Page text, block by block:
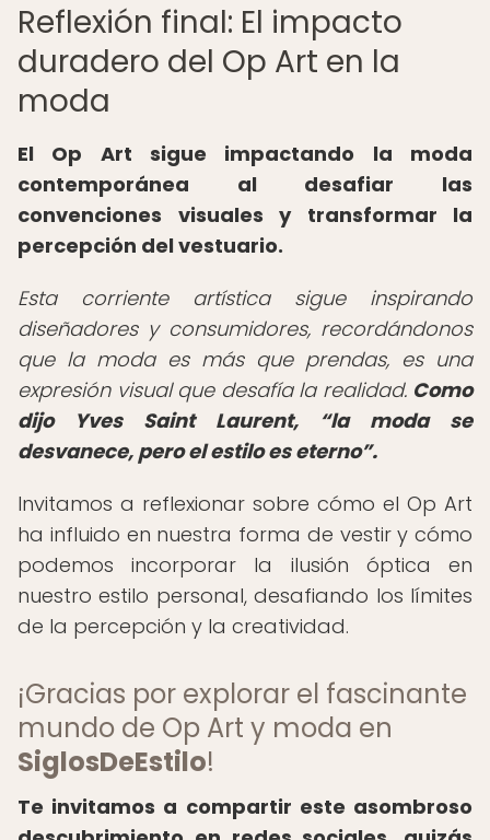
Reflexión final: El impacto
duradero del Op Art en la
moda
El Op Art sigue impactando la moda
contemporánea al desafiar las
convenciones visuales y transformar la
percepción del vestuario.
Esta corriente artística sigue inspirando
diseñadores y consumidores, recordándonos
que la moda es más que prendas, es una
expresión visual que desafía la realidad. Como
dijo Yves Saint Laurent,
la moda se
desvanece, pero el estilo es eterno .
Invitamos a reflexionar sobre cómo el Op Art
ha influido en nuestra forma de vestir y cómo
podemos incorporar la ilusión óptica en
nuestro estilo personal, desafiando los límites
de la percepción y la creatividad.
¡Gracias por explorar el fascinante
mundo de Op Art y moda en
SiglosDeEstilo!
Te invitamos a compartir este asombroso